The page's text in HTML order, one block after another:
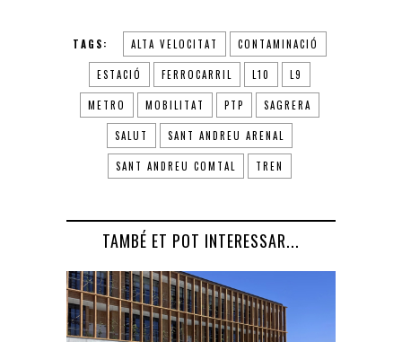
TAGS: ALTA VELOCITAT CONTAMINACIÓ
ESTACIÓ FERROCARRIL L10 L9
METRO MOBILITAT PTP SAGRERA
SALUT SANT ANDREU ARENAL
SANT ANDREU COMTAL TREN
TAMBÉ ET POT INTERESSAR...